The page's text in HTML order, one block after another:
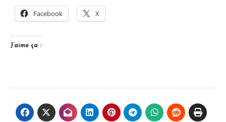
Facebook X
J’aime ça :